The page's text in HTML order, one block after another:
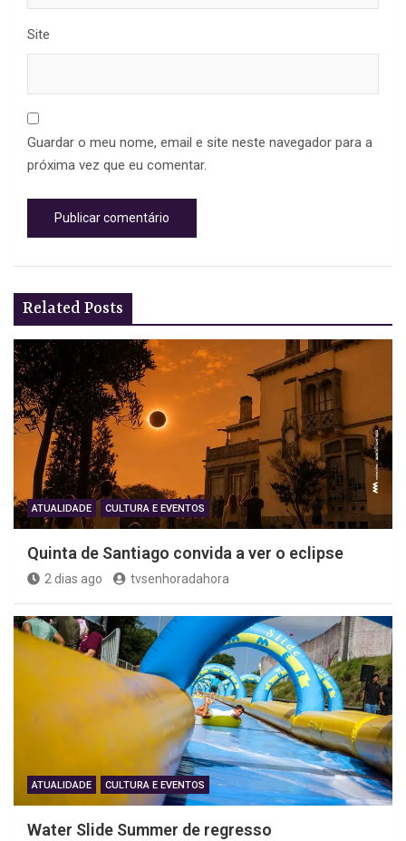
Site
Guardar o meu nome, email e site neste navegador para a
próxima vez que eu comentar.
Related Posts
ATUALIDADE CULTURA E EVENTOS
Quinta de Santiago convida a ver o eclipse
2 dias ago tvsenhoradahora
ATUALIDADE CULTURA E EVENTOS
Water Slide Summer de regresso